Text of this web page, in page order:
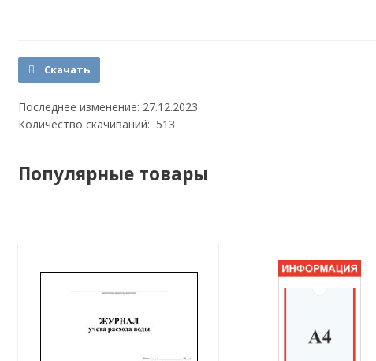
Скачать
Последнее изменение: 27.12.2023
Количество скачиваний: 513
Популярные товары